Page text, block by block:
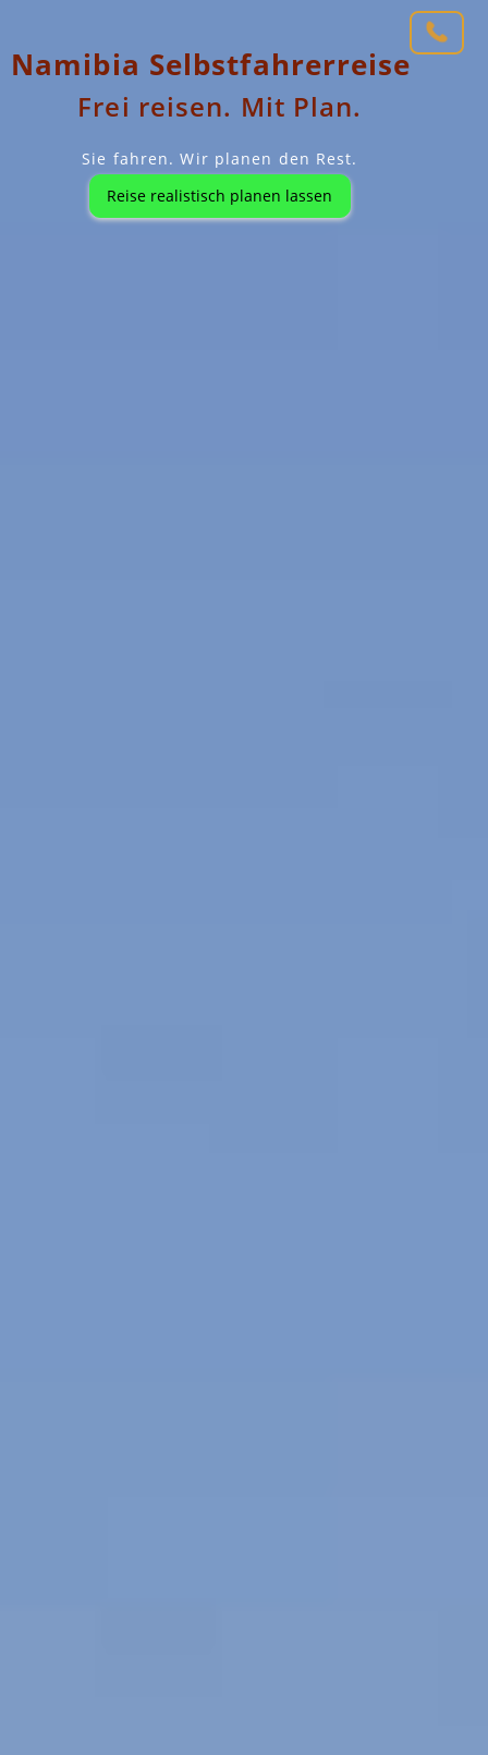
Namibia Selbstfahrerreise
Frei reisen. Mit Plan.
Sie fahren. Wir planen den Rest.
Reise realistisch planen lassen